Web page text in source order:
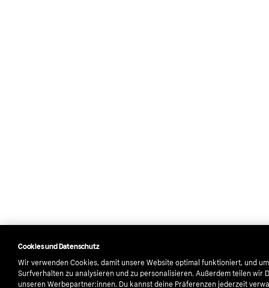
Cookies und Datenschutz
Wir verwenden Cookies, damit unsere Website optimal funktioniert, und
Surfverhalten zu analysieren und zu personalisieren. Außerdem teilen wir
unseren Werbepartner:innen. Du kannst deine Präferenzen jederzeit